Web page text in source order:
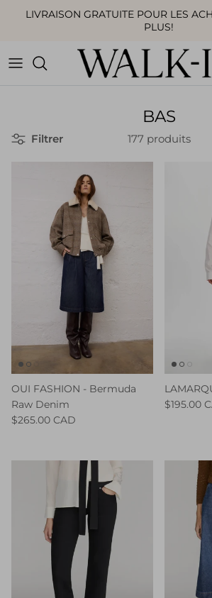
Aller au contenu
LIVRAISON GRATUITE POUR LES
PLUS!
BAS
Filtrer 177 produits
OUI FASHION - Bermuda
Raw Denim
$265.00 CAD
$195.00